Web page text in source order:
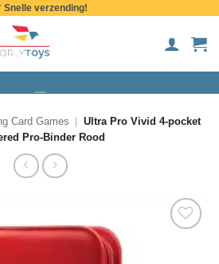
Snelle verzending!
Card Games
Ultra Pro Vivid 4-pocket
Pro-Binder Rood